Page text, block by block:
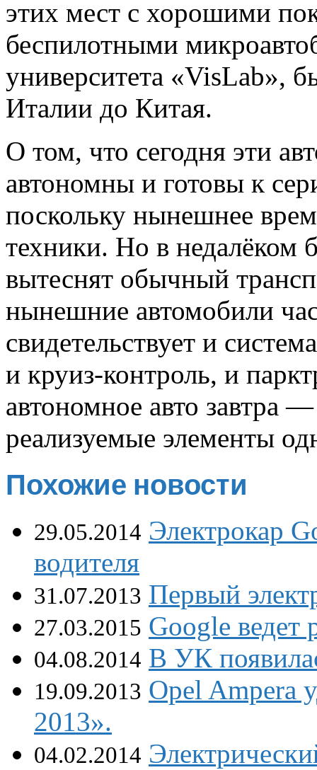
этих мест с хорошими
беспилотными
университета «VisLab»,
Италии до Китая.
О том, что сегодня эти
автономны и готовы к
поскольку нынешнее
техники. Но в недалёком
вытеснят обычный
нынешние автомобили
свидетельствует и
и круиз-контроль, и
автономное авто завтра
реализуемые элементы
Похожие новости
29.05.2014 Электрокар
водителя
31.07.2013 Первый
27.03.2015 Google ведет
04.08.2014 В УК
19.09.2013 Opel Ampera
2013».
04.02.2014